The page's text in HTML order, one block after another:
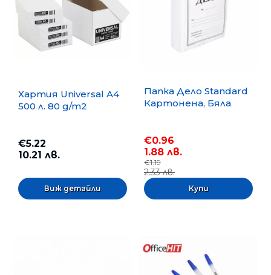
Хартия Universal A4
500 л. 80 g/m2
€5.22
10.21 лв.
Виж детайли
Папка Дело Standard
Картонена, Бяла
€0.96
1.88 лв.
€1.19
2.33 лв.